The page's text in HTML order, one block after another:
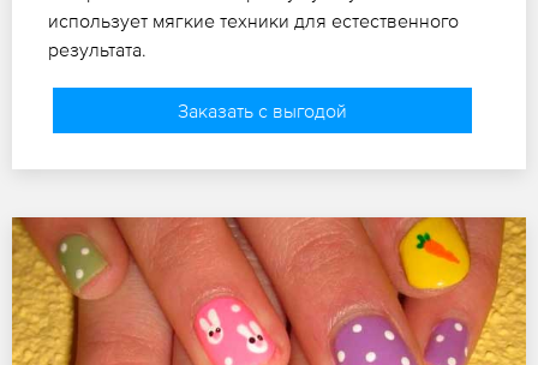
использует мягкие техники для естественного
результата.
Заказать с выгодой